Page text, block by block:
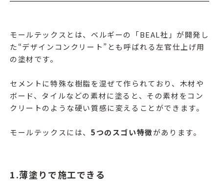
モールテックスとは、ベルギーの「BEAL社」が開発し
た“デザインコンクリート”とも呼ばれる左官仕上げ用
の塗材です。
セメントに特殊な樹脂を混ぜて作られており、木材や
ボード、タイルなどの素材に塗ると、その素材をコン
クリートのような硬い質感に変えることができます。
モールテックスには、 5つのスゴい特徴があります。
1.薄塗りで施工できる